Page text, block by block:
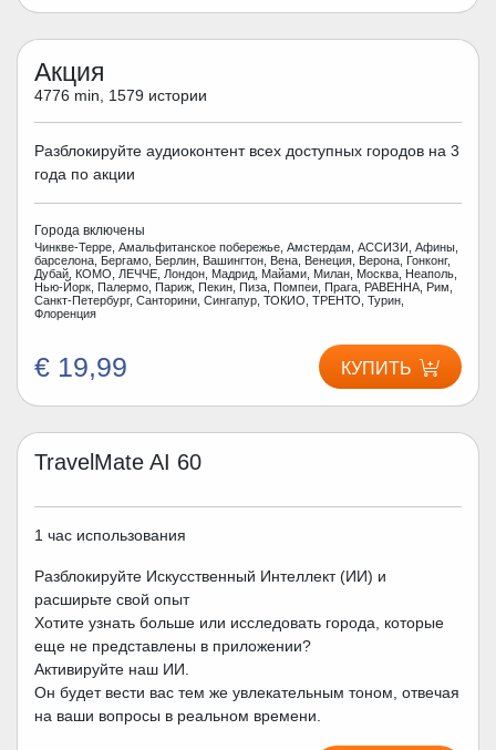
Акция
4776 min, 1579 истории
Разблокируйте аудиоконтент всех доступных городов на 3
года по акции
Города включены
Чинкве-Терре, Амальфитанское побережье, Амстердам, АССИЗИ, Афины,
барселона, Бергамо, Берлин, Вашингтон, Вена, Венеция, Верона, Гонконг,
Дубай, КОМО, ЛЕЧЧЕ, Лондон, Мадрид, Майами, Милан, Москва, Неаполь,
Нью-Йорк, Палермо, Париж, Пекин, Пиза, Помпеи, Прага, РАВЕННА, Рим,
Санкт-Петербург, Санторини, Сингапур, ТОКИО, ТРЕНТО, Турин,
Флоренция
€ 19,99 КУПИТЬ
TravelMate AI 60
1 час использования
Разблокируйте Искусственный Интеллект (ИИ) и
расширьте свой опыт
Хотите узнать больше или исследовать города, которые
еще не представлены в приложении?
Активируйте наш ИИ.
Он будет вести вас тем же увлекательным тоном, отвечая
на ваши вопросы в реальном времени.